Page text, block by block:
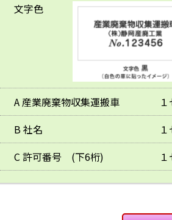
文字色
A 産業廃棄物収集運搬車
B 社名
C 許可番号 (下6桁)